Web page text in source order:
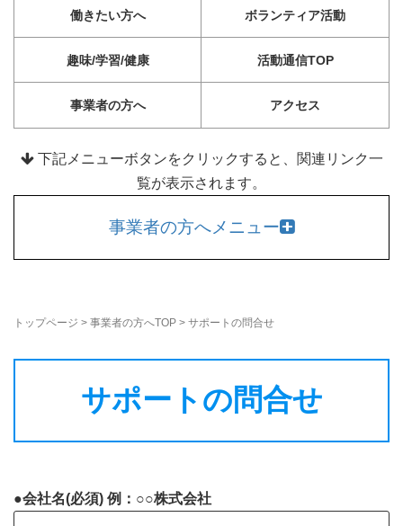
働きたい方へ ボランティア活動
趣味/学習/健康 活動通信TOP
事業者の方へ アクセス
下記メニューボタンをクリックすると、関連リンク一
覧が表示されます。
事業者の方へメニュー
トップページ > 事業者の方へTOP > サポートの問合せ
サポートの問合せ
●会社名(必須) 例：○○株式会社